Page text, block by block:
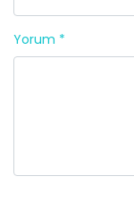
Yorum *